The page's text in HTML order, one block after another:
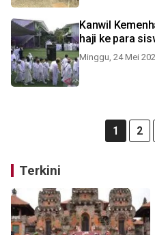
Kanwil
haji ke para
Minggu, 24 Mei
1 2
Terkini